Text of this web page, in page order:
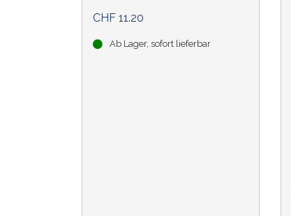
CHF 11.20
Ab Lager, sofort lieferbar